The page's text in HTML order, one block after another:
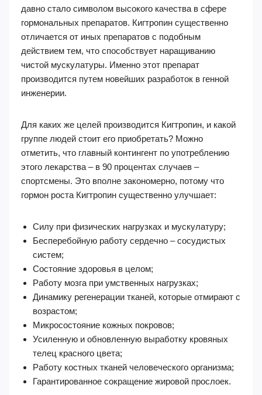
давно стало символом высокого качества в сфере
гормональных препаратов. Кигтропин существенно
отличается от иных препаратов с подобным
действием тем, что способствует наращиванию
чистой мускулатуры. Именно этот препарат
производится путем новейших разработок в генной
инженерии.
Для каких же целей производится Кигтропин, и какой
группе людей стоит его приобретать? Можно
отметить, что главный контингент по употреблению
этого лекарства – в 90 процентах случаев –
спортсмены. Это вполне закономерно, потому что
гормон роста Кигтропин существенно улучшает:
Силу при физических нагрузках и мускулатуру;
Бесперебойную работу сердечно – сосудистых
систем;
Состояние здоровья в целом;
Работу мозга при умственных нагрузках;
Динамику регенерации тканей, которые отмирают с
возрастом;
Микросостояние кожных покровов;
Усиленную и обновленную выработку кровяных
телец красного цвета;
Работу костных тканей человеческого организма;
Гарантированное сокращение жировой прослоек.